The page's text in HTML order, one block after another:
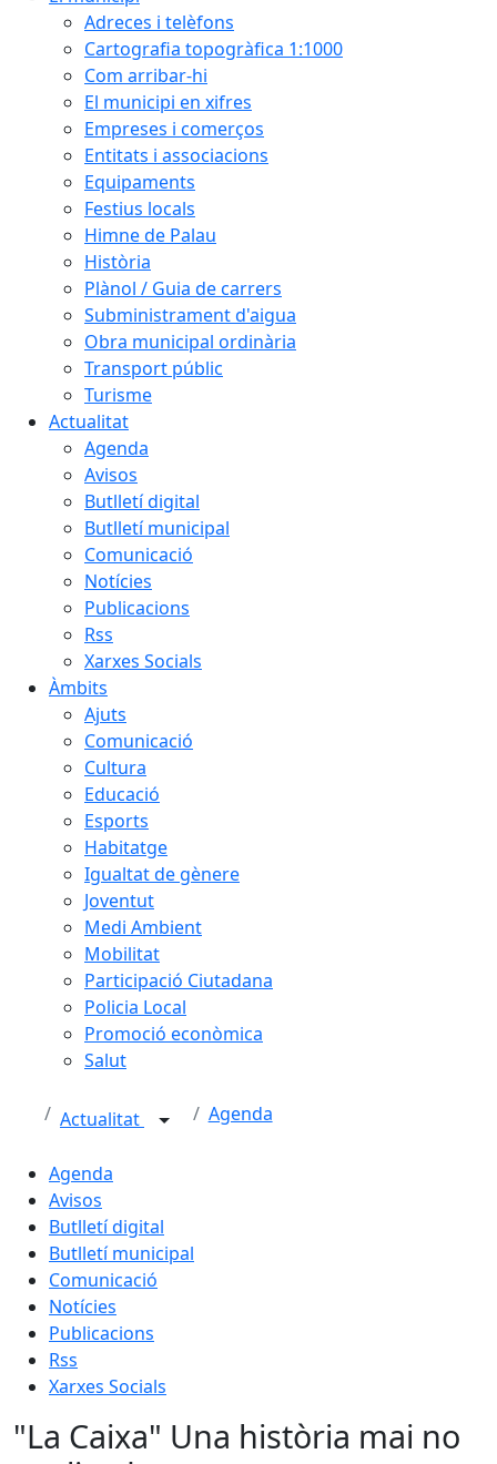
Adreces i telèfons
Cartografia topogràfica 1:1000
Com arribar-hi
El municipi en xifres
Empreses i comerços
Entitats i associacions
Equipaments
Festius locals
Himne de Palau
Història
Plànol / Guia de carrers
Subministrament d'aigua
Obra municipal ordinària
Transport públic
Turisme
Actualitat
Agenda
Avisos
Butlletí digital
Butlletí municipal
Comunicació
Notícies
Publicacions
Rss
Xarxes Socials
Àmbits
Ajuts
Comunicació
Cultura
Educació
Esports
Habitatge
Igualtat de gènere
Joventut
Medi Ambient
Mobilitat
Participació Ciutadana
Policia Local
Promoció econòmica
Salut
Actualitat Agenda
Agenda
Avisos
Butlletí digital
Butlletí municipal
Comunicació
Notícies
Publicacions
Rss
Xarxes Socials
"La Caixa" Una història mai no